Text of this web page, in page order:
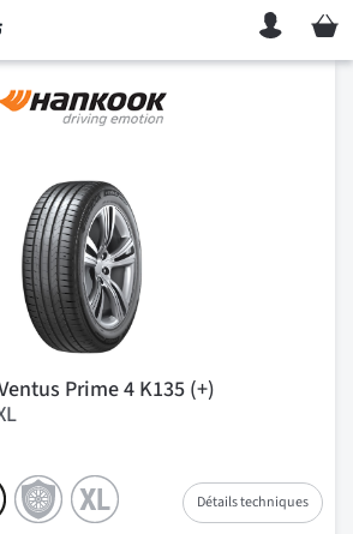
Mon
Prime 4 K135 (+)
Détails techniques